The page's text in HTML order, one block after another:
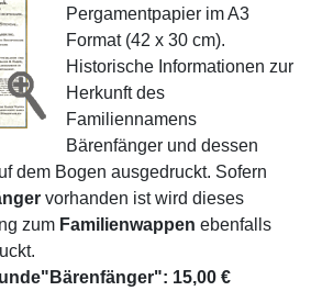
Pergamentpapier im A3
Format (42 x 30 cm).
Historische Informationen zur
Herkunft des
Familiennamens
Bärenfänger und dessen
dem Bogen ausgedruckt. Sofern
vorhanden ist wird dieses
zum Familienwappen ebenfalls
15,00 €